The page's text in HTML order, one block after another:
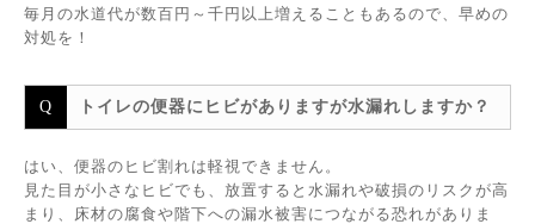
毎月の水道代が数百円～千円以上増えることもあるので、早めの
対処を！
トイレの便器にヒビがありますが水漏れしますか？
はい、便器のヒビ割れは軽視できません。
見た目が小さなヒビでも、放置すると水漏れや破損のリスクが高
まり、床材の腐食や階下への漏水被害につながる恐れがありま